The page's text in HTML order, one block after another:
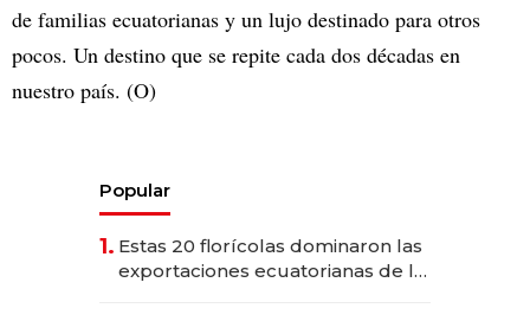
de familias ecuatorianas y un lujo destinado para otros
pocos. Un destino que se repite cada dos décadas en
nuestro país. (O)
Popular
1. Estas 20 florícolas dominaron las
exportaciones ecuatorianas de la